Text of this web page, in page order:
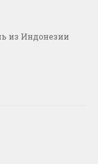
из Индонезии